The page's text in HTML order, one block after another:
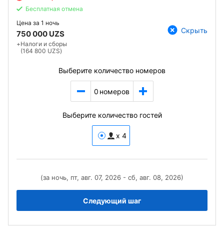
Бесплатная отмена
Цена за 1 ночь
750 000 UZS
+Налоги и сборы
(164 800 UZS)
Скрыть
Выберите количество номеров
0 номеров
Выберите количество гостей
x 4
(за ночь, пт, авг. 07, 2026 - сб, авг. 08, 2026)
Следующий шаг